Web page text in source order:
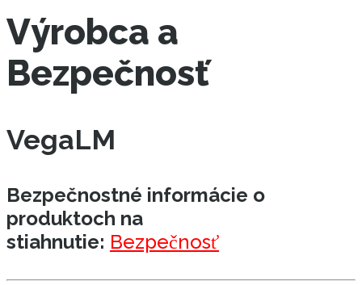
Výrobca a
Bezpečnosť
VegaLM
Bezpečnostné informácie o
produktoch na
stiahnutie: Bezpečnosť